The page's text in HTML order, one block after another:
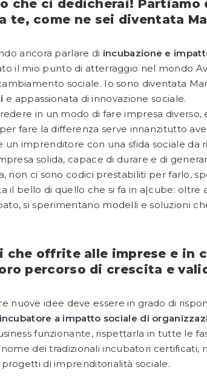
che ci dedicherai! Partiamo
te, come ne sei diventata
ancora parlare di incubazione e
il mio punto di atterraggio nel mondo
sociale. Io sono diventata
e appassionata di innovazione sociale.
in un modo di fare impresa diverso,
fare la differenza serve innanzitutto
un imprenditore con una sfida sociale
solida, capace di durare e di
non ci sono codici prestabiliti per farlo,
il bello di quello che si fa in a|cube:
si sperimentano modelli e soluzioni
offrite alle imprese e in
percorso di crescita e
nuove idee deve essere in grado di
incubatore a impatto sociale di
funzionante, rispettarla in tutte le
dei tradizionali incubatori certificati,
di imprenditorialità sociale.